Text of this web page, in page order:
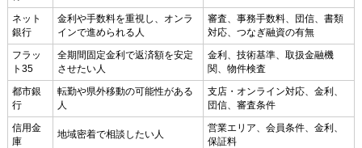
ネット
銀行
金利や手数料を重視し、オンラ
インで進められる人
審査、事務手数料、団信、書類
対応、つなぎ融資の有無
フラッ
ト35
全期間固定金利で返済額を安定
させたい人
金利、技術基準、取扱金融機
関、物件検査
都市銀
行
転勤や県外移動の可能性がある
人
支店・オンライン対応、金利、
団信、審査条件
信用金
庫
地域密着で相談したい人
営業エリア、会員条件、金利、
保証料